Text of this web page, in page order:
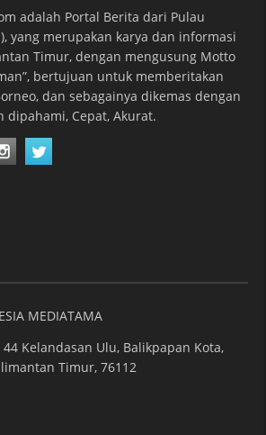
adalah Portal Berita dari Pulau
yang merupakan karya dan informasi
Timur, dengan mengusung Motto
bertujuan untuk memberitakan
dan sebagainya dikemas dengan
dipahami, Cepat, Akurat.
MEDIATAMA
44 Kelandasan Ulu, Balikpapan Kota,
Timur, 76112